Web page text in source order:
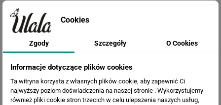
Fototapeta Egzotyczne palmy i
ptaki na ciemnym
Cookies
Zgody Szczegóły O Cookies
Informacje dotyczące plików cookies
Ta witryna korzysta z własnych plików cookie, aby zapewnić Ci
najwyższy poziom doświadczenia na naszej stronie . Wykorzystujemy
również pliki cookie stron trzecich w celu ulepszenia naszych usług,